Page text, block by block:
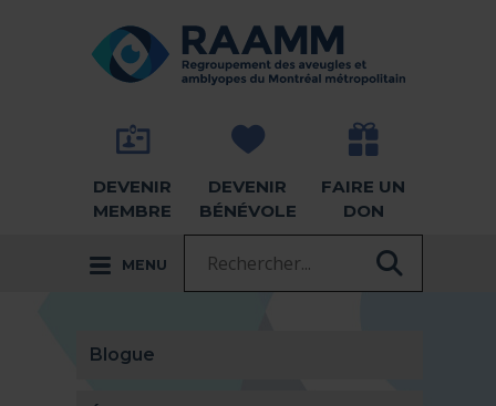
RETOUR À LA PAGE D'ACCUEIL -
DEVENIR
MEMBRE
DEVENIR
BÉNÉVOLE
FAIRE UN
DON
MENU
Blogue